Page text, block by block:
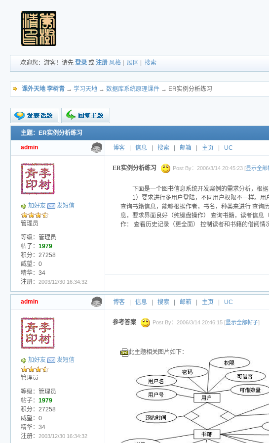
欢迎您：游客！请先登录 或注册 风格 |展区 |搜索
课外天地 李树青 →学习天地 →数据库系统原理课件 → ER实例分析练习
新的主题
投票帖
交易帖
小字报
主题：ER实例分析练习
admin 博客 信息 搜索 邮箱 主页 UC
加好友 发短信
管理员
等级：管理员
帖子： 1979
积分：27258
威望：0
精华：34
注册：
2003/12/30 16:34:32
ER实例分析练习 Post By：2006/3/14 20:45:23 [显示全部
下面是一个图书信息系统开发案例的需求分析，根
1）要求进行多用户登陆，不同用户权限不一样。
查询书籍信息，能够根据作者，书名，种类来进行 查询
息，要求界面良好（纯键盘操作） 查询书籍，读者信息
作： 查看历史记录（更全面） 控制读者和书籍的借阅
admin 博客 信息 搜索 邮箱 主页 UC
加好友 发短信
管理员
等级：管理员
帖子： 1979
积分：27258
威望：0
精华：34
注册：
2003/12/30 16:34:32
参考答案 Post By：2006/3/14 20:46:15 [显示全部帖子]
此主题相关图片如下：